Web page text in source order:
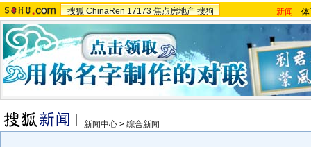
搜狐 ChinaRen 17173 焦点房地产 搜狗 新闻 -
新闻中心 > 综合新闻